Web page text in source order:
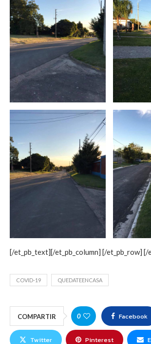
[/et_pb_text][/et_pb_column] [/et_pb_row] [/
COVID-19 QUEDATEENCASA
COMPARTIR 0 Facebook
Twitter Pinterest